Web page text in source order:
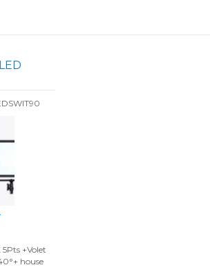
+Volet
house